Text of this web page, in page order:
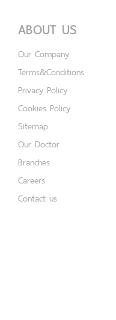
ABOUT US
Our Company
Terms&Conditions
Privacy Policy
Cookies Policy
Sitemap
Our Doctor
Branches
Careers
Contact us